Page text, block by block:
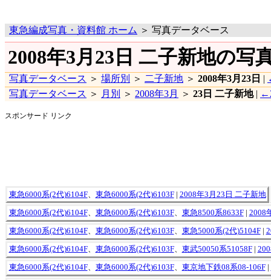
東急編成写真・資料館 ホーム ＞ 写真データベース
2008年3月23日 二子新地の写
写真データベース ＞ 場所別 ＞ 二子新地 ＞ 2008年3月23日 |
写真データベース ＞ 月別 ＞ 2008年3月 ＞ 23日 二子新地|
スポンサード リンク
東急6000系(2代)6104F、 東急6000系(2代)6103F| 2008年3月23日 二子新地
東急6000系(2代)6104F、 東急6000系(2代)6103F、 東急8500系8633F| 2008
東急6000系(2代)6104F、 東急6000系(2代)6103F、 東急5000系(2代)5104F|
東急6000系(2代)6104F、 東急6000系(2代)6103F、 東武50050系51058F|
東急6000系(2代)6104F、 東急6000系(2代)6103F、 東京地下鉄08系08-106F|